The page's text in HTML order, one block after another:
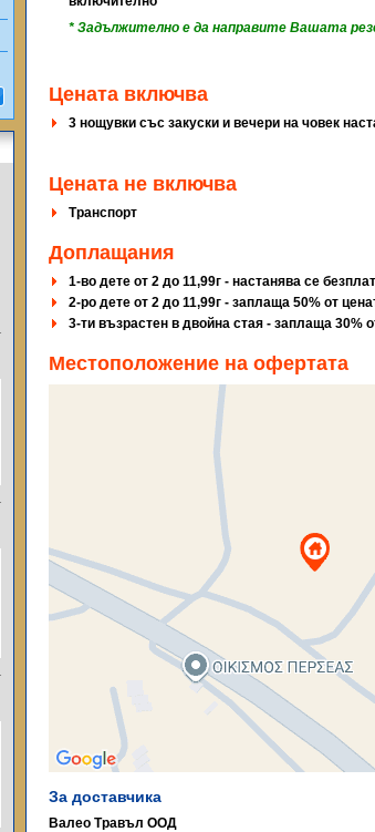
* Задължително е да направите Вашата
Цената включва
3 нощувки със закуски и вечери на човек
Цената не включва
Транспорт
Доплащания
1-во дете от 2 до 11,99г - настанява се
2-ро дете от 2 до 11,99г - заплаща 50% от
3-ти възрастен в двойна стая - заплаща 30%
Местоположение на офертата
За доставчика
Валео Травъл ООД